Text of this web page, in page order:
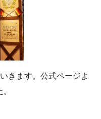
きます。公式ページよ